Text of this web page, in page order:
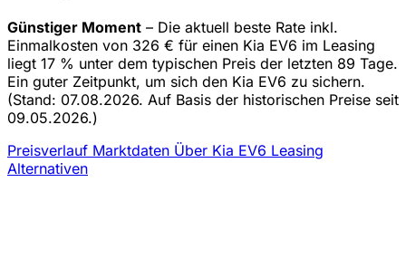
Günstiger Moment – Die aktuell beste Rate inkl.
Einmalkosten von 326 € für einen Kia EV6 im Leasing
liegt 17 % unter dem typischen Preis der letzten 89 Tage.
Ein guter Zeitpunkt, um sich den Kia EV6 zu sichern.
(Stand: 07.08.2026. Auf Basis der historischen Preise seit
09.05.2026.)
Preisverlauf Marktdaten Über Kia EV6 Leasing
Alternativen